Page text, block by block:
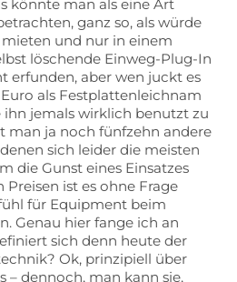
könnte man als eine Art
ganz so, als würde
und nur in einem
löschende Einweg-Plug-In
erfunden, aber wen juckt es
als Festplattenleichnam
ihn jemals wirklich benutzt zu
man ja noch fünfzehn andere
sich leider die meisten
die Gunst eines Einsatzes
Preisen ist es ohne Frage
für Equipment beim
Genau hier fange ich an
sich denn heute der
Ok, prinzipiell über
– dennoch, man kann sie,